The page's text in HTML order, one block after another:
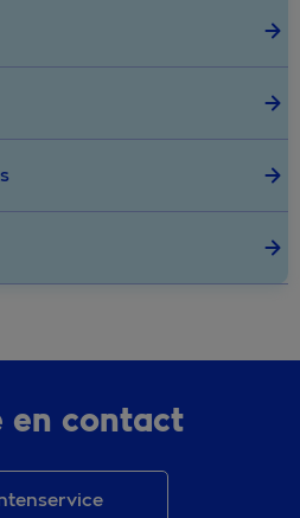
en contact